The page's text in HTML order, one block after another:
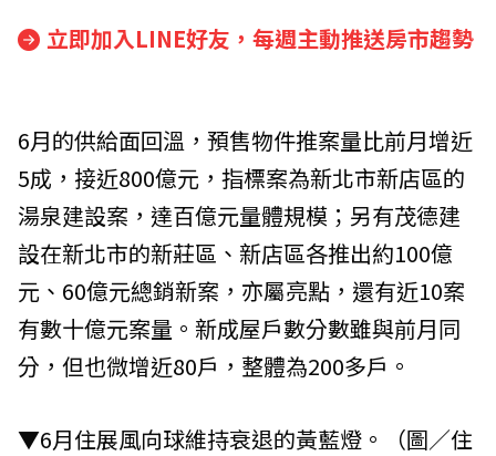
立即加入LINE好友，每週主動推送房市趨勢
6月的供給面回溫，預售物件推案量比前月增近
5成，接近800億元，指標案為新北市新店區的
湯泉建設案，達百億元量體規模；另有茂德建
設在新北市的新莊區、新店區各推出約100億
元、60億元總銷新案，亦屬亮點，還有近10案
有數十億元案量。新成屋戶數分數雖與前月同
分，但也微增近80戶，整體為200多戶。
▼6月住展風向球維持衰退的黃藍燈。（圖／住